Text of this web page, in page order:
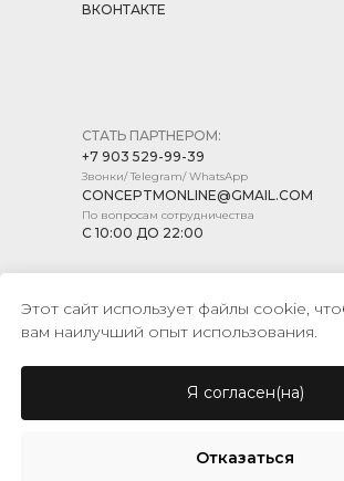
© CONCEPT MARKET, 2026
СТАТЬ ПАРТНЕРОМ:
+7 903 529-99-39
Звонки/ Telegram/ WhatsApp
CONCEPTMONLINE@GMAIL.COM
По вопросам сотрудничества
С 10:00 ДО 22:00
ВКОНТАКТЕ
ПУБЛИЧНАЯ ОФЕРТА
Этот сайт использует файлы cookie,
вам наилучший опыт использования.
Я согласен(на)
Отказаться